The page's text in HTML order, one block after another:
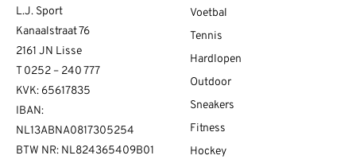
L.J. Sport
Kanaalstraat 76
2161 JN Lisse
T 0252 – 240 777
KVK: 65617835
IBAN:
NL13ABNA0817305254
BTW NR: NL824365409B01
Voetbal
Tennis
Hardlopen
Outdoor
Sneakers
Fitness
Hockey